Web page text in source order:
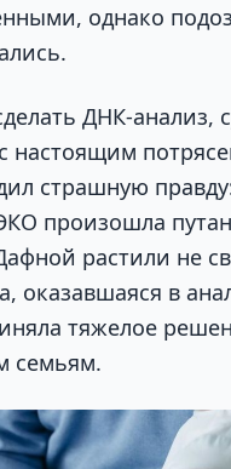
однако
ДНК-анализ,
настоящим
страшную
произошла
растили не
оказавшаяся в
тяжелое
семьям.